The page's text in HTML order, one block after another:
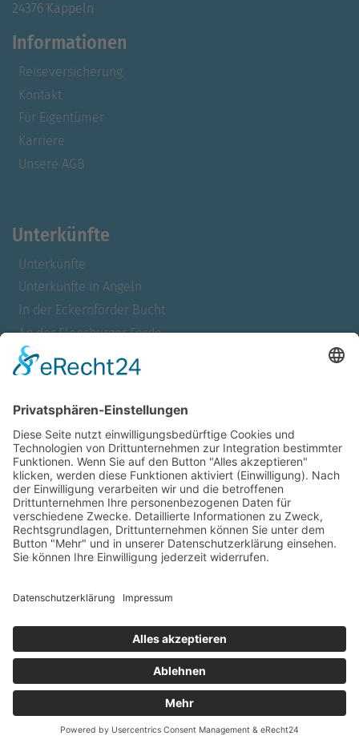
24376 Kappeln
Informationen
Reiseversicherung
Kontakt
Für Eigentümer
Karriere
Unsere AGB
Unterkünfte
Unterkünfte
Unterkünfte in Angeln
In der Eckernförder Bucht
An der Flensburger Förde
In der Geltinger Bucht
In Kappeln
In Nordfriesland
In den Schleidörfern
In Schwansen
Für Allergiker
Barrierefrei
Mit Meerblick
Für Paare
Für Raucher
Mit Whirlpool